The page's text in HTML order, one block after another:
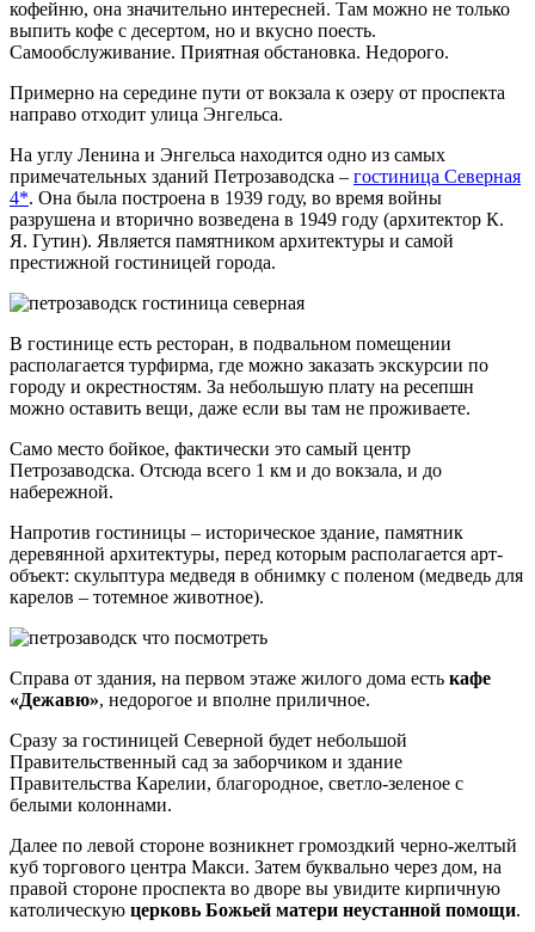
кофейню, она значительно интересней. Там можно не только
выпить кофе с десертом, но и вкусно поесть.
Самообслуживание. Приятная обстановка. Недорого.
Примерно на середине пути от вокзала к озеру от проспекта
направо отходит улица Энгельса.
На углу Ленина и Энгельса находится одно из самых
примечательных зданий Петрозаводска – гостиница Северная
4*. Она была построена в 1939 году, во время войны
разрушена и вторично возведена в 1949 году (архитектор К.
Я. Гутин). Является памятником архитектуры и самой
престижной гостиницей города.
В гостинице есть ресторан, в подвальном помещении
располагается турфирма, где можно заказать экскурсии по
городу и окрестностям. За небольшую плату на ресепшн
можно оставить вещи, даже если вы там не проживаете.
Само место бойкое, фактически это самый центр
Петрозаводска. Отсюда всего 1 км и до вокзала, и до
набережной.
Напротив гостиницы – историческое здание, памятник
деревянной архитектуры, перед которым располагается арт-
объект: скульптура медведя в обнимку с поленом (медведь для
карелов – тотемное животное).
Справа от здания, на первом этаже жилого дома есть кафе
«Дежавю», недорогое и вполне приличное.
Сразу за гостиницей Северной будет небольшой
Правительственный сад за заборчиком и здание
Правительства Карелии, благородное, светло-зеленое с
белыми колоннами.
Далее по левой стороне возникнет громоздкий черно-желтый
куб торгового центра Макси. Затем буквально через дом, на
правой стороне проспекта во дворе вы увидите кирпичную
католическую церковь Божьей матери неустанной помощи.